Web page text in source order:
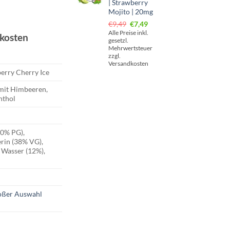
Cherry Ice
Himbeeren,
PG),
(38% VG),
(12%),
Auswahl
| Strawberry
Mojito | 20mg
€9,49 Ursprünglicher
Preis
€9,49
€7,49Aktueller
Preis
€7,49.
Alle Preise inkl.
gesetzl.
Mehrwertsteuer
zzgl.
Versandkosten